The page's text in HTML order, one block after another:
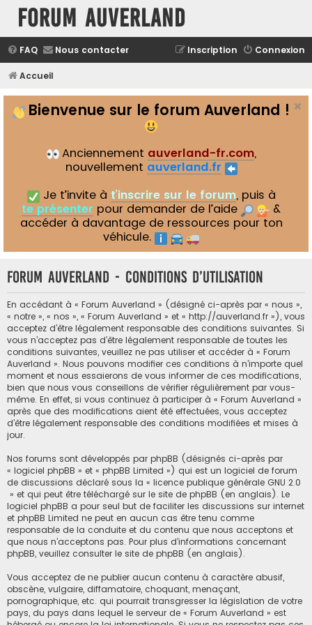
Forum Auverland
FAQ Nous contacter Connexion
Inscription
Accueil
Bienvenue sur le forum Auverland !
Anciennement auverland-fr.com,
nouvellement auverland.fr
Je t’invite à t’inscrire sur le forum, puis à
te présenter pour demander de l’aide
&
accéder à davantage de ressources pour ton
véhicule.
Forum Auverland - Conditions d’utilisation
En accédant à « Forum Auverland » (désigné ci-après par « nous »,
« notre », « nos », « Forum Auverland » et « http://auverland.fr »), vous
acceptez d’être légalement responsable des conditions suivantes. Si
vous n’acceptez pas d’être légalement responsable de toutes les
conditions suivantes, veuillez ne pas utiliser et accéder à « Forum
Auverland ». Nous pouvons modifier ces conditions à n’importe quel
moment et nous essaierons de vous informer de ces modifications,
bien que nous vous conseillons de vérifier régulièrement par vous-
même. En effet, si vous continuez à participer à « Forum Auverland »
après que des modifications aient été effectuées, vous acceptez
d’être légalement responsable des conditions modifiées et mises à
jour.
Nos forums sont développés par phpBB (désignés ci-après par
« logiciel phpBB » et « phpBB Limited ») qui est un logiciel de forum
de discussions déclaré sous la « licence publique générale GNU 2.0
» et qui peut être téléchargé sur le site de phpBB (en anglais). Le
logiciel phpBB a pour seul but de faciliter les discussions sur internet
et phpBB Limited ne peut en aucun cas être tenu comme
responsable de la conduite et du contenu que nous acceptons et
que nous n’acceptons pas. Pour plus d’informations concernant
phpBB, veuillez consulter le site de phpBB (en anglais).
Vous acceptez de ne publier aucun contenu à caractère abusif,
obscène, vulgaire, diffamatoire, choquant, menaçant,
pornographique, etc. qui pourrait transgresser la législation de votre
pays, du pays dans lequel le serveur de « Forum Auverland » est